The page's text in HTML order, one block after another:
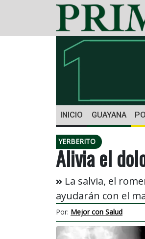
INICIO GUAYANA
YERBERITO
Alivia el
La salvia, el
ayudarán con el
Por: Mejor con Salud